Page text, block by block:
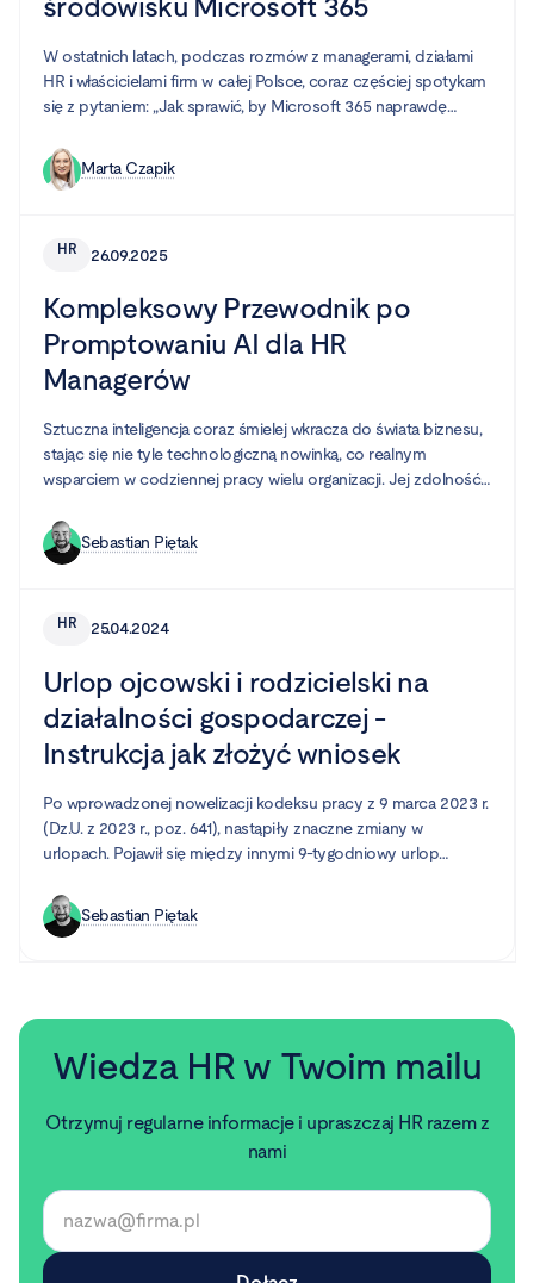
W ostatnich latach, podczas rozmów z managerami, działami
HR i właścicielami firm w całej Polsce, coraz częściej spotykam
się z pytaniem: „Jak sprawić, by Microsoft 365 naprawdę
nich korzysta z tego ekosystemu, ale często nawyki i sposób
pracy sprawiają, że potencjał narzędzi pozostaje
na produktywność przez pryzmat dobrze zaprojektowanego
Marta Czapik
HR 26.09.2025
Kompleksowy Przewodnik po
Promptowaniu AI dla HR
Managerów
Sztuczna inteligencja coraz śmielej wkracza do świata biznesu,
stając się nie tyle technologiczną nowinką, co realnym
wsparciem w codziennej pracy wielu organizacji. Jej zdolność
automatyzacji żmudnych, manualnych procesów pozwala
firmom działać efektywniej. Jednym z obszarów, który może w
Sebastian Piętak
HR 25.04.2024
Urlop ojcowski i rodzicielski na
działalności gospodarczej -
Instrukcja jak złożyć wniosek
Po wprowadzonej nowelizacji kodeksu pracy z 9 marca 2023 r.
(Dz.U. z 2023 r., poz. 641), nastąpiły znaczne zmiany w
urlopach. Pojawił się między innymi 9-tygodniowy urlop
urlop opiekuńczy.
Sebastian Piętak
Wiedza HR w Twoim mailu
Otrzymuj regularne informacje i upraszczaj HR razem z
nami